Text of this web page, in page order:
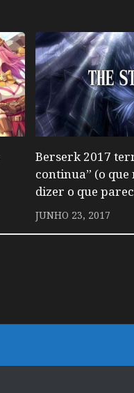
Berserk 2017
continua” (o
dizer o que
JUNHO 23, 2017